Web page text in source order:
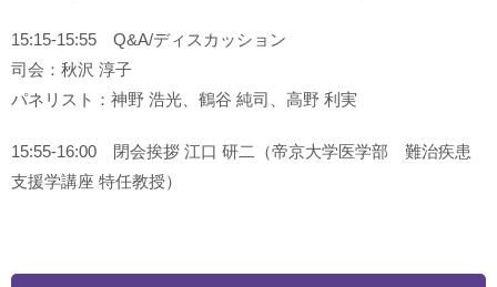
15:15-15:55 Q&A/ディスカッション
司会：秋沢 淳子
パネリスト：神野 浩光、鶴谷 純司、高野 利実
15:55-16:00 閉会挨拶 江口 研二（帝京大学医学部 難治疾患
支援学講座 特任教授）